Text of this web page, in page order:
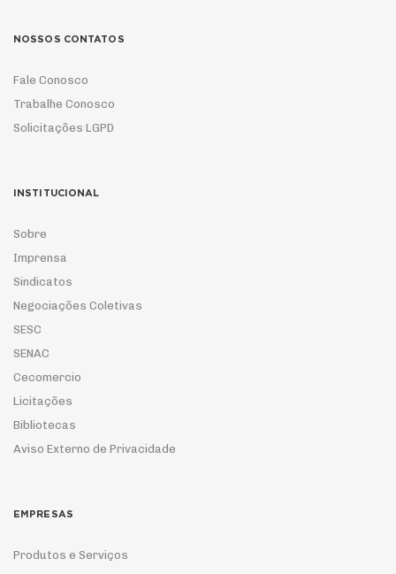
NOSSOS CONTATOS
Fale Conosco
Trabalhe Conosco
Solicitações LGPD
INSTITUCIONAL
Sobre
Imprensa
Sindicatos
Negociações Coletivas
SESC
SENAC
Cecomercio
Licitações
Bibliotecas
Aviso Externo de Privacidade
EMPRESAS
Produtos e Serviços